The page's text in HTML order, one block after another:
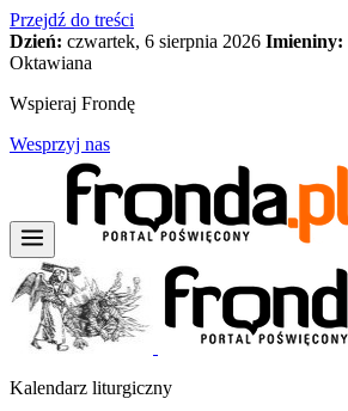
Przejdź do treści
Dzień: czwartek, 6 sierpnia 2026 Imieniny:
Oktawiana
Wspieraj Frondę
Wesprzyj nas
Kalendarz liturgiczny